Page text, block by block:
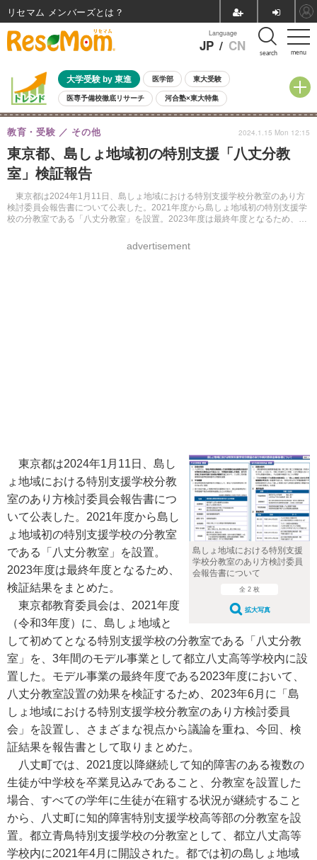
menu
Language
JP / CN search
大学受験 by 東進 医学部 東大受験
医専予備校徹底リサーチ 河合塾×東大特集
親子で考える大学選び 高校受験 中学受験 小学校受験
共通テスト 夏休み
8月開催イベント・WS 全国公立高校 過去問 人気記事
自由研究教材（小学生向け）
東京都、島しょ地域初の特別支援「八丈分教
室」検証報告
東京都は2024年1月11日、島しょ地域における特別支援学校分教室のあり方
検討委員会報告書について公表した。2021年度から島しょ地域初の特別支援学
校の分教室である「八丈分教室」を設置。2023年度は最終年度となるため、検
教育・受験 その他
advertisement
2024.1.15 Mon 12:15
島しょ地域における特別支援
学校分教室のあり方検討委員
会報告書について
全 2 枚
拡大写真
東京都は2024年1月11日、島し
ょ地域における特別支援学校分教
室のあり方検討委員会報告書につ
いて公表した。2021年度から島し
ょ地域初の特別支援学校の分教室
である「八丈分教室」を設置。
2023年度は最終年度となるため、
検証結果をまとめた。
東京都教育委員会は、2021年度
（令和3年度）に、島しょ地域と
して初めてとなる特別支援学校の分教室である「八丈分教
室」を、3年間のモデル事業として都立八丈高等学校内に設
置した。モデル事業の最終年度である2023年度において、
八丈分教室設置の効果を検証するため、2023年6月に「島
しょ地域における特別支援学校分教室のあり方検討委員
会」を設置し、さまざまな視点から議論を重ね、今回、検
証結果を報告書として取りまとめた。
八丈町では、2021度以降継続して知的障害のある複数の
生徒が中学校を卒業見込みであること、分教室を設置した
場合、すべての学年に生徒が在籍する状況が継続すること
から、八丈町に知的障害特別支援学校高等部の分教室を設
置。都立青鳥特別支援学校の分教室として、都立八丈高等
学校内に2021年4月に開設された。都では初の島しょ地域
リセマム メンバーズ